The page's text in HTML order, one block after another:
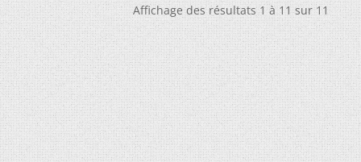
Affichage des résultats 1 à 11 sur 11